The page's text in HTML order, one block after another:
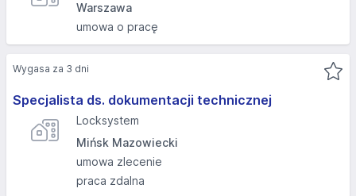
Warszawa
umowa o pracę
Specjalista ds. dokumentacji technicznej
Locksystem
Mińsk Mazowiecki
umowa zlecenie
praca zdalna
Wygasa za 3 dni